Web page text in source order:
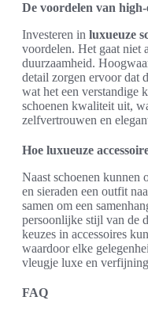
De voordelen van
Investeren in luxueuze
voordelen. Het gaat niet
duurzaamheid.
detail zorgen ervoor dat
wat het een verstandige
schoenen kwaliteit uit,
zelfvertrouwen en
Hoe luxueuze
Naast schoenen kunnen
en sieraden een outfit
samen om een
persoonlijke stijl van de
keuzes in accessoires
waardoor elke
vleugje luxe en
FAQ